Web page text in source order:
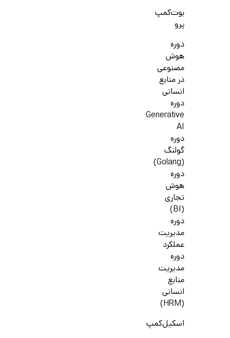
بوت‌کمپ
پرو
دوره
هوش
مصنوعی
در منابع
انسانی
دوره
Generative
AI
دوره
گولنگ
(Golang)
دوره
هوش
تجاری
(BI)
دوره
مدیریت
عملکرد
دوره
مدیریت
منابع
انسانی
(HRM)
اسکیل‌کمپ